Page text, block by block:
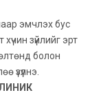
эмчлэх бус
зүйлийг эрт
болон